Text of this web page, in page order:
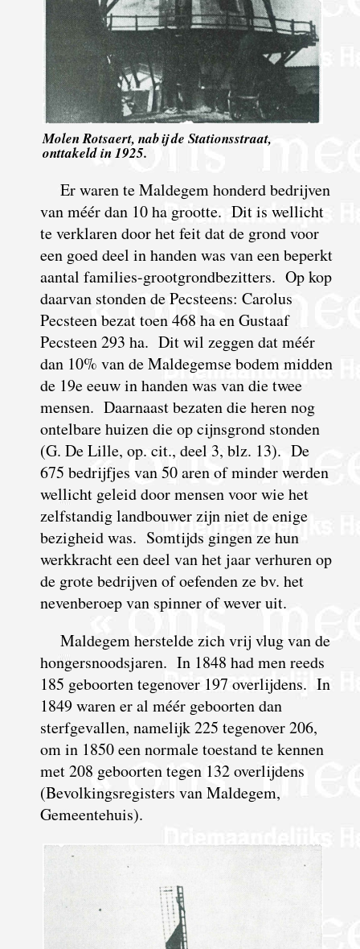
Molen Rotsaert, nabij de Stationsstraat,
onttakeld in 1925.
Er waren te Maldegem honderd bedrijven
van méér dan 10 ha grootte. Dit is wellicht
te verklaren door het feit dat de grond voor
een goeddeel in handen was van een beperkt
aantal families-grootgrondbezitters. Op kop
daarvan stonden de Pecsteens: Carolus
Pecsteen bezat toen 468 ha en Gustaaf
Pecsteen 293 ha. Dit wil zeggen dat méér
dan 10% van de Maldegemse bodem midden
de 19e eeuw in handen was van die twee
mensen. Daarnaast bezaten die heren nog
ontelbare huizen die op cijnsgrond stonden
(G. De Lille, op. cit., deel 3, blz. 13). De
675 bedrijfjes van 50 aren of minder werden
wellicht geleid door mensen voor wie het
zelfstandig landbouwer zijn niet de enige
bezigheid was. Somtijds gingen ze hun
werkkracht een deel van het jaar verhuren op
de grote bedrijven of oefenden ze bv. het
nevenberoep van spinner of wever uit.
Maldegem herstelde zich vrij vlug van de
hongersnoodsjaren. In 1848 had men reeds
185 geboorten tegenover 197 overlijdens. In
1849 waren er al méér geboorten dan
sterfgevallen, namelijk 225 tegenover 206,
om in 1850 een normale toestand te kennen
met 208 geboorten tegen 132 overlijdens
(Bevolkingsregisters van Maldegem,
Gemeentehuis).